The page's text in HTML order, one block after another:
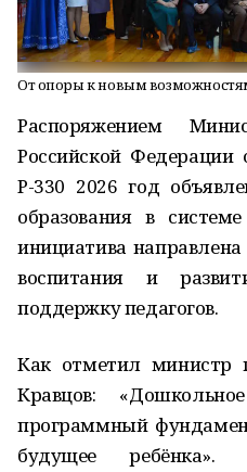
От опоры к новым
Распоряжением
Российской Федерации
Р-330 2026 год
образования в
инициатива
воспитания и
поддержку педагогов.
Как отметил министр
Кравцов:
программный
будущее ребёнка».